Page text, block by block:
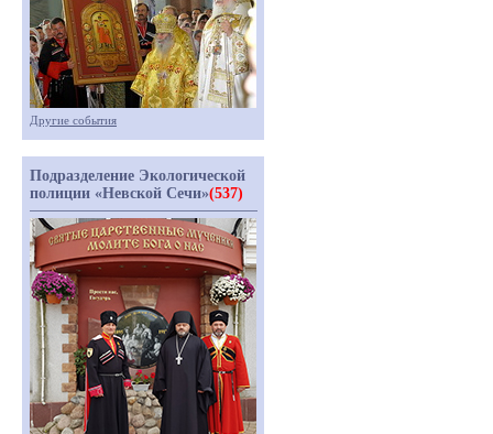
Другие события
Подразделение Экологической
полиции «Невской Сечи»(537)